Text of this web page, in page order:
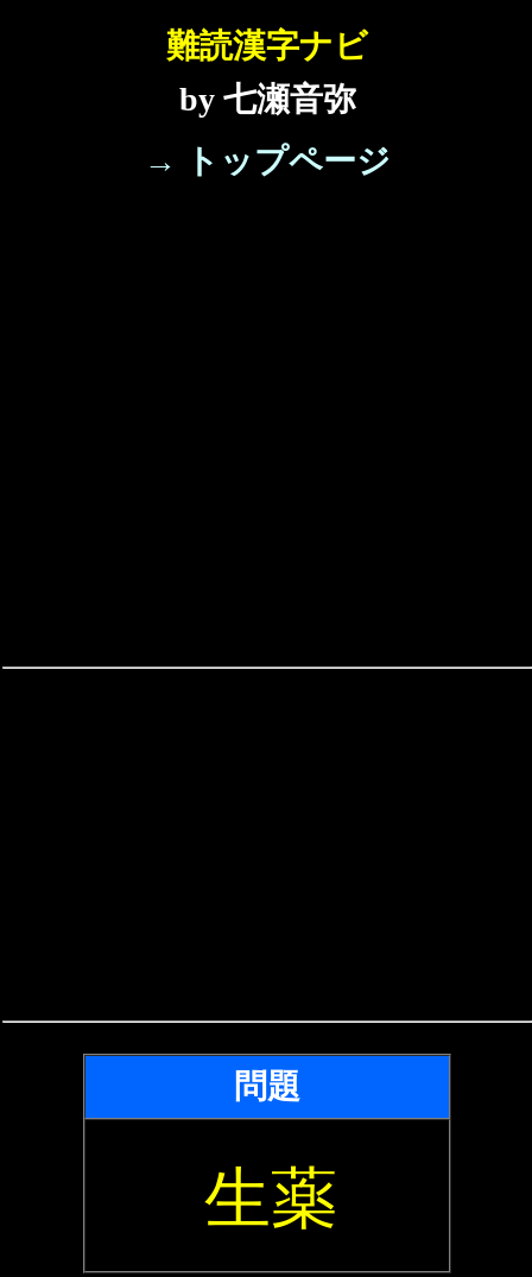
難読漢字ナビ
by 七瀬音弥
→ トップページ
問題
生薬